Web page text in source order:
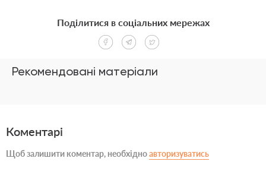
Рекомендовані матеріали
Поділитися в соціальних мережах
Коментарі
Щоб залишити коментар, необхідноавторизуватись